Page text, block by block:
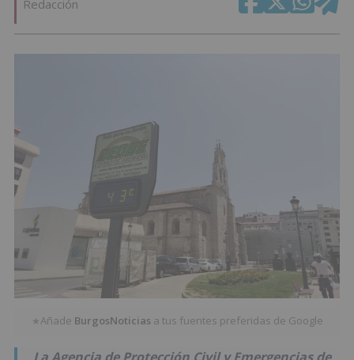
Redacción
★Añade BurgosNoticias a tus fuentes preferidas de Google